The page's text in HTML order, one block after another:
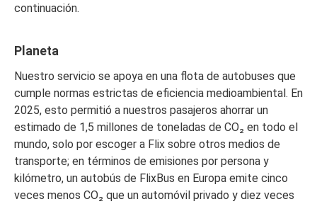
continuación.
Planeta
Nuestro servicio se apoya en una flota de autobuses que
cumple normas estrictas de eficiencia medioambiental. En
2025, esto permitió a nuestros pasajeros ahorrar un
estimado de 1,5 millones de toneladas de CO₂ en todo el
mundo, solo por escoger a Flix sobre otros medios de
transporte; en términos de emisiones por persona y
kilómetro, un autobús de FlixBus en Europa emite cinco
veces menos CO₂ que un automóvil privado y diez veces